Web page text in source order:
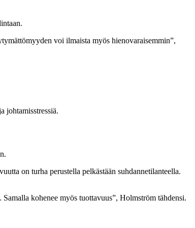
voi ilmaista myös hienovaraisemmin”,
johtamisstressiä.
on turha perustella pelkästään suhdannetilanteella.
kohenee myös tuottavuus”, Holmström tähdensi.